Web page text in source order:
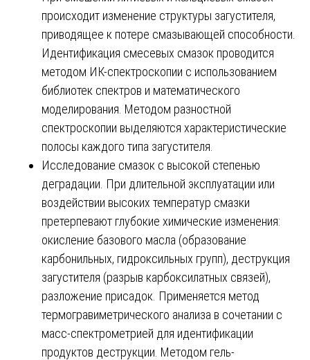
происходит изменение структуры загустителя,
приводящее к потере смазывающей способности.
Идентификация смесевых смазок проводится
методом ИК-спектроскопии с использованием
библиотек спектров и математического
моделирования. Методом разностной
спектроскопии выделяются характеристические
полосы каждого типа загустителя.
Исследование смазок с высокой степенью
деградации. При длительной эксплуатации или
воздействии высоких температур смазки
претерпевают глубокие химические изменения:
окисление базового масла (образование
карбонильных, гидроксильных групп), деструкция
загустителя (разрыв карбоксилатных связей),
разложение присадок. Применяется метод
термогравиметрического анализа в сочетании с
масс-спектрометрией для идентификации
продуктов деструкции. Методом гель-